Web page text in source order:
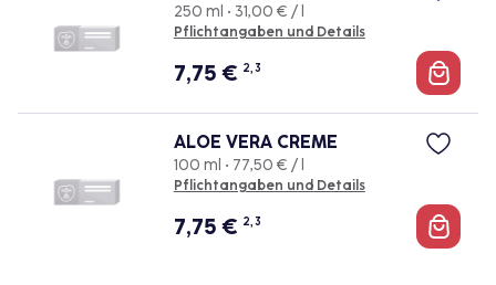
250 ml • 31,00 € / l
Pflichtangaben und Details
7,75€ 2, 3
ALOE VERA CREME
100 ml • 77,50 € / l
Pflichtangaben und Details
7,75€ 2, 3